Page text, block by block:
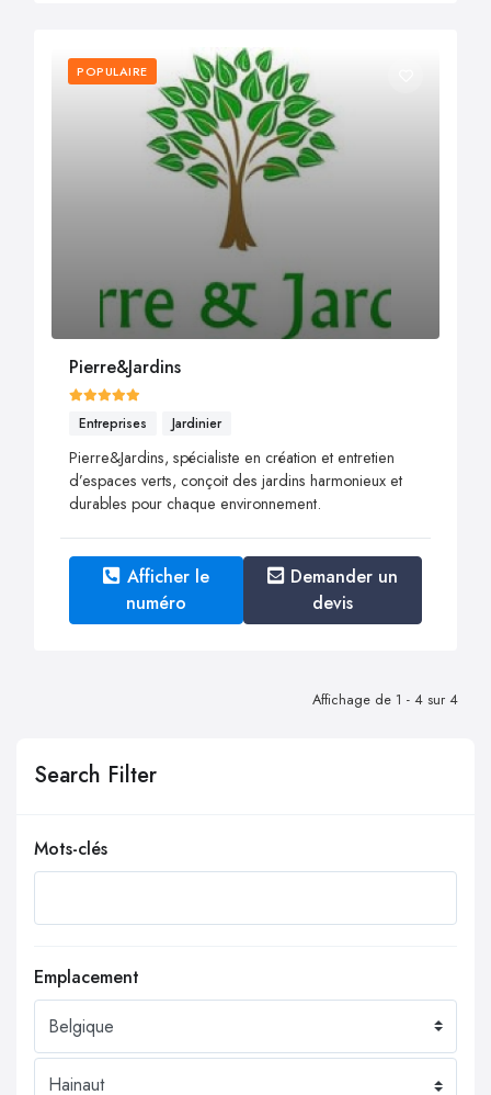
Search Filter
Mots-clés
Emplacement
POPULAIRE
Pierre&Jardins
Entreprises Jardinier
Pierre&Jardins, spécialiste en création et entretien
d’espaces verts, conçoit des jardins harmonieux et
durables pour chaque environnement.
Afficher le
numéro
Demander un
devis
Affichage de 1 - 4 sur 4